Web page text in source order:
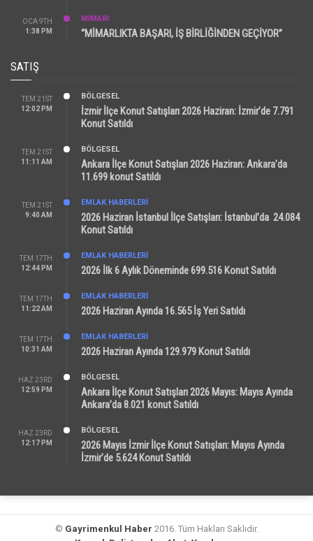
OCA 9TH
1:38 PM
MİMARİ
“MİMARLIKTA BAŞARI, İŞ BİRLİĞİNDEN GEÇİYOR”
SATIŞ
TEM 21ST
12:02 PM
BÖLGESEL
İzmir İlçe Konut Satışları 2026 Haziran: İzmir’de 7.791
Konut Satıldı
TEM 21ST
11:11 AM
BÖLGESEL
Ankara İlçe Konut Satışları 2026 Haziran: Ankara’da
11.699 konut Satıldı
TEM 21ST
9:40 AM
EMLAK HABERLERI
2026 Haziran İstanbul İlçe Satışları: İstanbul’da 24.084
Konut Satıldı
TEM 17TH
12:44 PM
EMLAK HABERLERI
2026 İlk 6 Aylık Döneminde 699.516 Konut Satıldı
TEM 17TH
11:22 AM
EMLAK HABERLERI
2026 Haziran Ayında 16.565 İş Yeri Satıldı
TEM 17TH
10:31 AM
EMLAK HABERLERI
2026 Haziran Ayında 129.979 Konut Satıldı
HAZ 23RD
12:59 PM
BÖLGESEL
Ankara İlçe Konut Satışları 2026 Mayıs: Mayıs Ayında
Ankara’da 8.021 konut Satıldı
HAZ 23RD
12:17 PM
BÖLGESEL
2026 Mayıs İzmir İlçe Konut Satışları: Mayıs Ayında
İzmir’de 5.624 Konut Satıldı
© Gayrimenkul Haber 2016. Tüm Hakları Saklıdır.